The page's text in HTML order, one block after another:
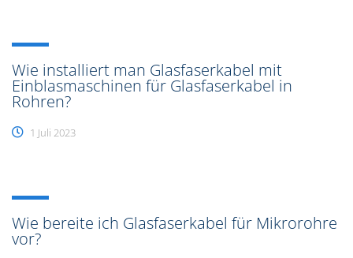
Wie installiert man Glasfaserkabel mit
Einblasmaschinen für Glasfaserkabel in
Rohren?
1 Juli 2023
Wie bereite ich Glasfaserkabel für Mikrorohre
vor?